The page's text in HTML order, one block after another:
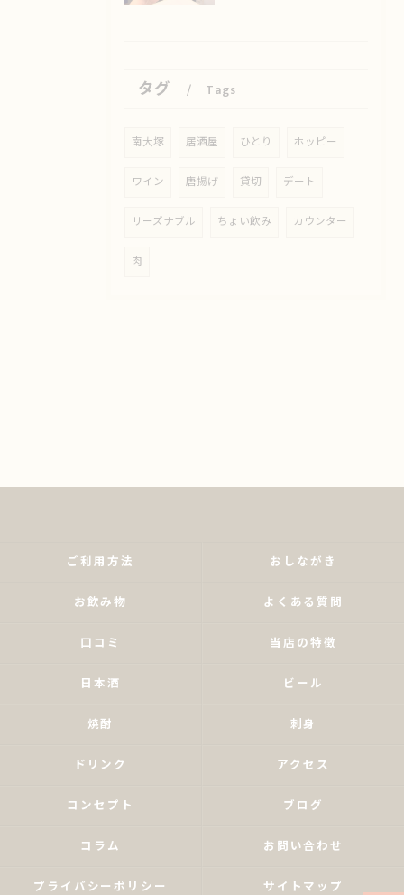
タグ Tags
南大塚 居酒屋 ひとり ホッピー
ワイン 唐揚げ 貸切 デート
リーズナブル ちょい飲み カウンター
肉
ご利用方法 おしながき
お飲み物 よくある質問
口コミ 当店の特徴
日本酒 ビール
焼酎 刺身
ドリンク アクセス
コンセプト ブログ
コラム お問い合わせ
プライバシーポリシー サイトマップ